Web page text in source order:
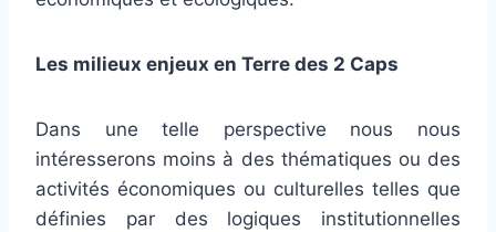
Les milieux enjeux en Terre des 2 Caps
Dans une telle perspective nous nous
intéresserons moins à des thématiques ou des
activités économiques ou culturelles telles que
définies par des logiques institutionnelles